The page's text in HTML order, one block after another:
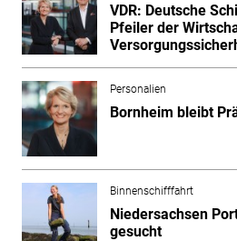
VDR: Deutsche
Pfeiler der
Personalien
Bornheim bleibt
Binnenschifffahrt
Niedersachsen
gesucht